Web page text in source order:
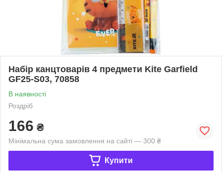
Набір канцтоварів 4 предмети Kite Garfield
GF25-S03, 70858
В наявності
Роздріб
166 ₴
Мінімальна сума замовлення на сайті — 300 ₴
Купити